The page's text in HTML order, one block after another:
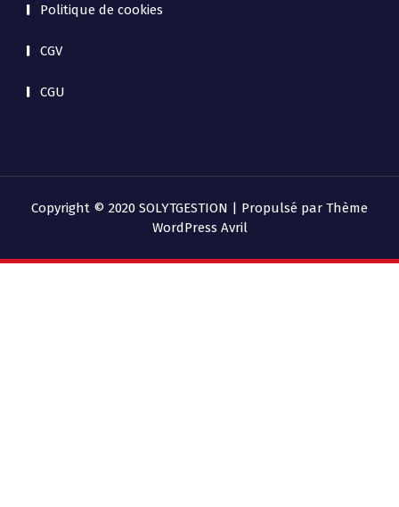
Politique de cookies
CGV
CGU
Copyright © 2020 SOLYTGESTION | Propulsé par Thème
WordPress Avril